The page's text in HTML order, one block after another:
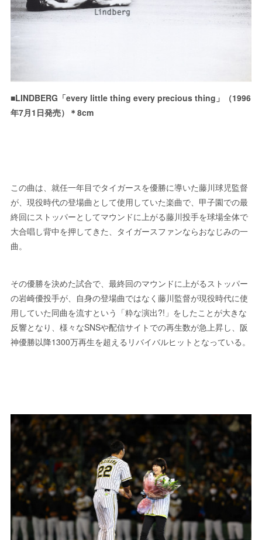
■LINDBERG「every little thing every precious thing」（1996
年7月1日発売）＊8cm
この曲は、就任一年目でタイガースを優勝に導いた藤川球児監督
が、現役時代の登場曲として使用していた楽曲で、甲子園での最
終回にストッパーとしてマウンドに上がる藤川投手を球場全体で
大合唱し背中を押してきた、タイガースファンならおなじみの一
曲。
その優勝を決めた試合で、最終回のマウンドに上がるストッパー
の岩崎優投手が、自身の登場曲ではなく藤川監督が現役時代に使
用していた同曲を流すという「粋な演出?!」をしたことが大きな
反響となり、様々なSNSや配信サイトでの再生数が急上昇し、阪
神優勝以降1300万再生を超えるリバイバルヒットとなっている。